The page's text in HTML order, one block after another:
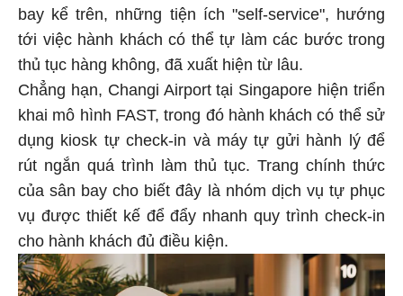
bay kể trên, những tiện ích "self-service", hướng
tới việc hành khách có thể tự làm các bước trong
thủ tục hàng không, đã xuất hiện từ lâu.
Chẳng hạn, Changi Airport tại Singapore hiện triển
khai mô hình FAST, trong đó hành khách có thể sử
dụng kiosk tự check-in và máy tự gửi hành lý để
rút ngắn quá trình làm thủ tục. Trang chính thức
của sân bay cho biết đây là nhóm dịch vụ tự phục
vụ được thiết kế để đẩy nhanh quy trình check-in
cho hành khách đủ điều kiện.